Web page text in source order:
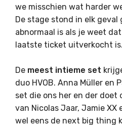
we misschien wat harder
De stage stond in elk geval
abnormaal is als je weet
laatste ticket uitverkocht is.
De meest intieme set
duo HVOB. Anna Müller en
set die ons her en der doet
van Nicolas Jaar, Jamie XX
wel eens de next big thing